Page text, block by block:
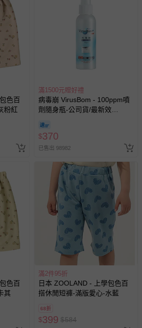
色百
粉紅
滿1500元贈好禮
病毒崩 VirusBom - 100ppm噴
劑隨身瓶-公司貨/最新效
$370
已售出 98982
色百
其
滿2件95折
日本 ZOOLAND - 上學包色百
搭休閒短褲-滿版愛心-水藍
68折
$399 $584